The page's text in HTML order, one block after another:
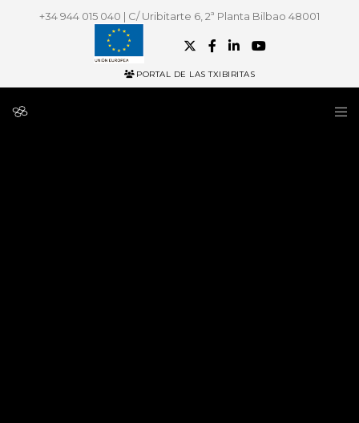
+34 944 015 040 | C/ Uribitarte 6, 2ª Planta Bilbao 48001
PORTAL DE LAS TXIBIRITAS